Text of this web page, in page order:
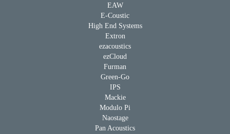
EAW
E-Coustic
High End Systems
Extron
ezacoustics
ezCloud
Furman
Green-Go
IPS
Mackie
Modulo Pi
Naostage
Pan Acoustics